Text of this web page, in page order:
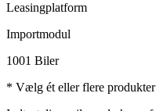
Leasingplatform
Importmodul
1001 Biler
* Vælg ét eller flere produkter